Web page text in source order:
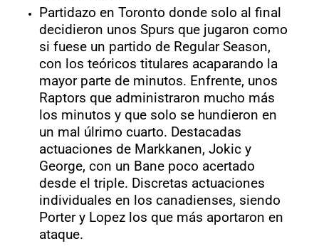
Partidazo en Toronto donde solo al final
decidieron unos Spurs que jugaron como
si fuese un partido de Regular Season,
con los teóricos titulares acaparando la
mayor parte de minutos. Enfrente, unos
Raptors que administraron mucho más
los minutos y que solo se hundieron en
un mal úlrimo cuarto. Destacadas
actuaciones de Markkanen, Jokic y
George, con un Bane poco acertado
desde el triple. Discretas actuaciones
individuales en los canadienses, siendo
Porter y Lopez los que más aportaron en
ataque.